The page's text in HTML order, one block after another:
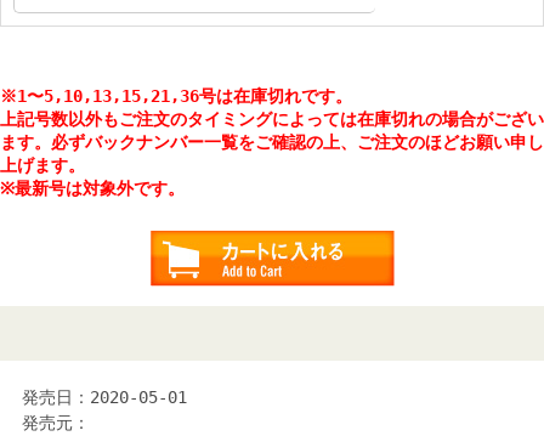
※1〜5,10,13,15,21,36号は在庫切れです。
上記号数以外もご注文のタイミングによっては在庫切れの場合がござい
ます。必ずバックナンバー一覧をご確認の上、ご注文のほどお願い申し
上げます。
※最新号は対象外です。
発売日：2020-05-01
発売元：